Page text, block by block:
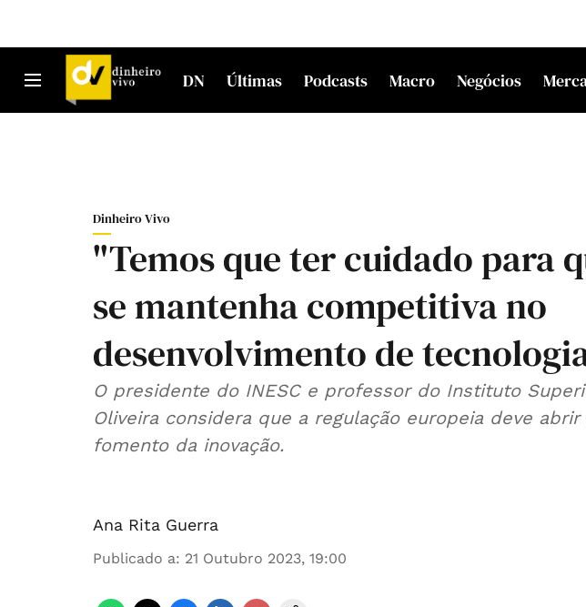
DN Últimas Podcasts Macro Negócios
Dinheiro Vivo
"Temos que ter cuidado para
se mantenha competitiva no
desenvolvimento de
O presidente do INESC e professor do Instituto
Oliveira considera que a regulação europeia deve
fomento da inovação.
Ana Rita Guerra
Publicado a: 21 Outubro 2023, 19:00